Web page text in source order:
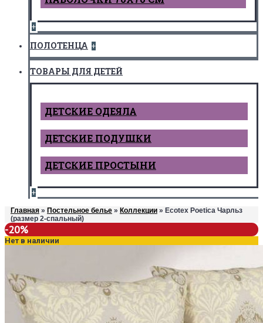
+
ПОЛОТЕНЦА +
ТОВАРЫ ДЛЯ ДЕТЕЙ
ДЕТCКИЕ ОДЕЯЛА
ДЕТСКИЕ ПОДУШКИ
ДЕТСКИЕ ПРОСТЫНИ
+
Главная » Постельное белье » Коллекции » Ecotex Poetica Чарльз
(размер 2-спальный)
-20%
Нет в наличии